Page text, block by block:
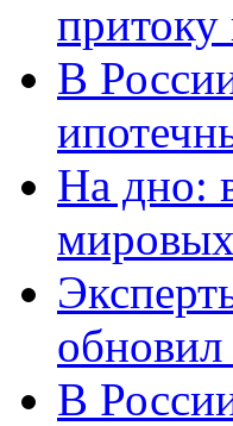
притоку
В
На дно:
обновил
В